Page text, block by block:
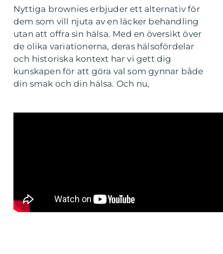
Nyttiga brownies erbjuder ett alternativ för
dem som vill njuta av en läcker behandling
utan att offra sin hälsa. Med en översikt över
de olika variationerna, deras hälsofördelar
och historiska kontext har vi gett dig
kunskapen för att göra val som gynnar både
din smak och din hälsa. Och nu,